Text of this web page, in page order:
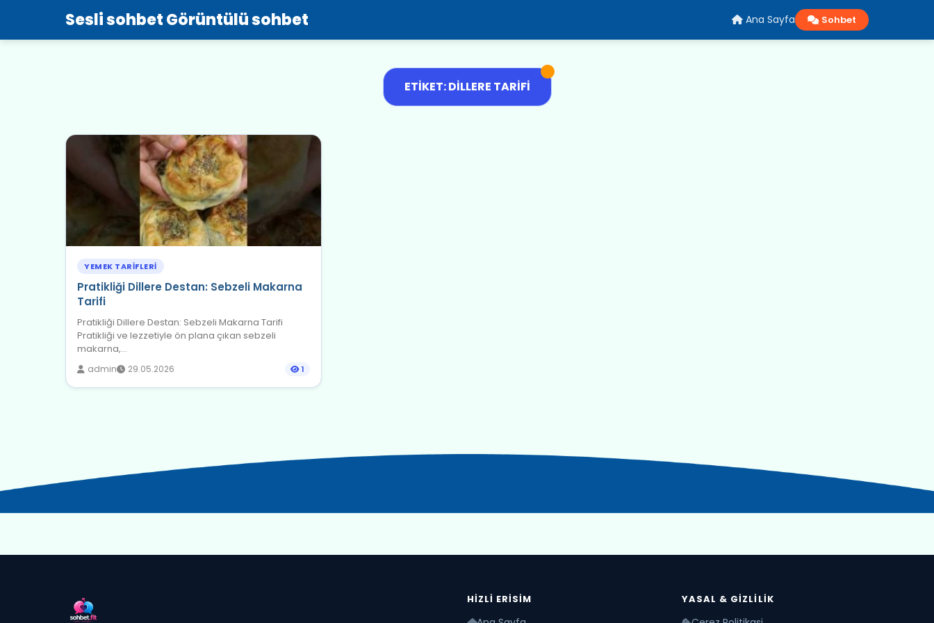
Sesli sohbet Görüntülü sohbet Ana Sayfa Sohbet
ETIKET: DILLERE TARIFI
YEMEK TARIFLERI
Pratikliği Dillere Destan: Sebzeli Makarna
Tarifi
Pratikliği Dillere Destan: Sebzeli Makarna Tarifi
Pratikliği ve lezzetiyle ön plana çıkan sebzeli
makarna,...
admin 29.05.2026 1
HIZLI ERISIM YASAL & GIZLILIK